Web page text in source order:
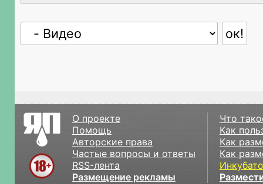
О проекте
Помощь
Авторские права
Частые вопросы и ответы
RSS-лента
Размещение рекламы
Что
Как
Как
Как